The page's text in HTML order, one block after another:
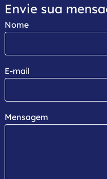
Envie sua
Nome
E-mail
Mensagem